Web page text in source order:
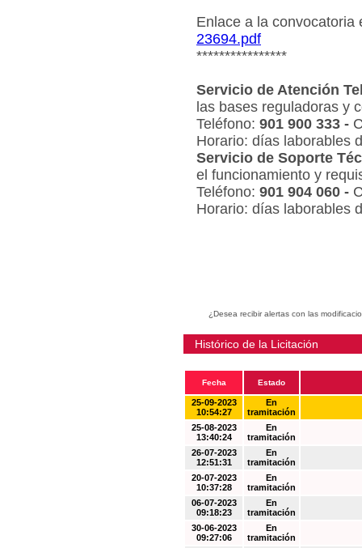
Enlace a la
23694.pdf
****************
Servicio de Atención
las bases reguladoras y
Teléfono: 901 900 333 -
Horario: días laborables
Servicio de Soporte
el funcionamiento y
Teléfono: 901 904 060 -
Horario: días laborables
¿Desea recibir alertas con las
Histórico de la Licitación
Fecha Estado
25-09-2023
10:54:27
En
tramitación
25-08-2023
13:40:24
En
tramitación
26-07-2023
12:51:31
En
tramitación
20-07-2023
10:37:28
En
tramitación
06-07-2023
09:18:23
En
tramitación
30-06-2023
09:27:06
En
tramitación